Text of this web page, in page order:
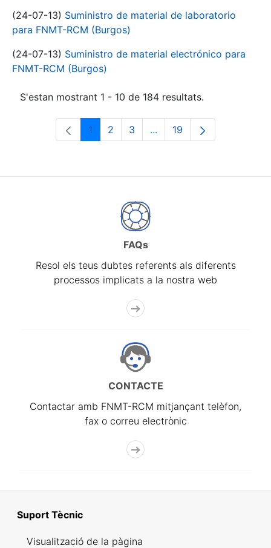
(24-07-13) Suministro de material de laboratorio
para FNMT-RCM (Burgos)
(24-07-13) Suministro de material electrónico para
FNMT-RCM (Burgos)
S'estan mostrant 1 - 10 de 184 resultats.
Pàgina
1 Pàgina
2 Pàgina
3 ...Pàgines intermèdies
Pàgina
19
FAQs
Resol els teus dubtes referents als diferents
processos implicats a la nostra web
CONTACTE
Contactar amb FNMT-RCM mitjançant telèfon,
fax o correu electrònic
Suport Tècnic
Visualització de la pàgina